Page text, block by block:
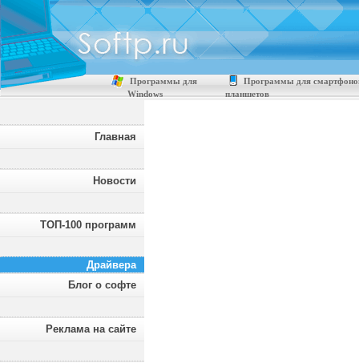
Программы для
Windows
Программы для
планшетов
Главная
Новости
ТОП-100 программ
Драйвера
Блог о софте
Реклама на сайте